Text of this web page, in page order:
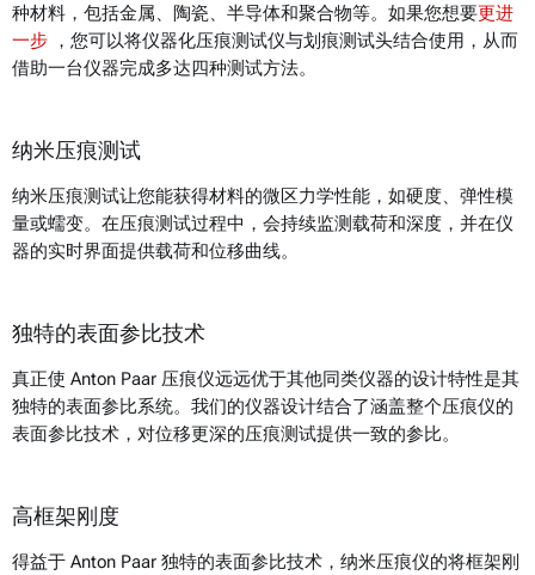
种材料，包括金属、陶瓷、半导体和聚合物等。如果您想要更进
一步 ，您可以将仪器化压痕测试仪与划痕测试头结合使用，从而
借助一台仪器完成多达四种测试方法。
纳米压痕测试
纳米压痕测试让您能获得材料的微区力学性能，如硬度、弹性模
量或蠕变。在压痕测试过程中，会持续监测载荷和深度，并在仪
器的实时界面提供载荷和位移曲线。
独特的表面参比技术
真正使 Anton Paar 压痕仪远远优于其他同类仪器的设计特性是其
独特的表面参比系统。我们的仪器设计结合了涵盖整个压痕仪的
表面参比技术，对位移更深的压痕测试提供一致的参比。
高框架刚度
得益于 Anton Paar 独特的表面参比技术，纳米压痕仪的将框架刚